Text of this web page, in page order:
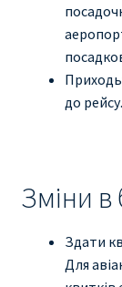
до рейсу.
Зміни в
Здати
Для